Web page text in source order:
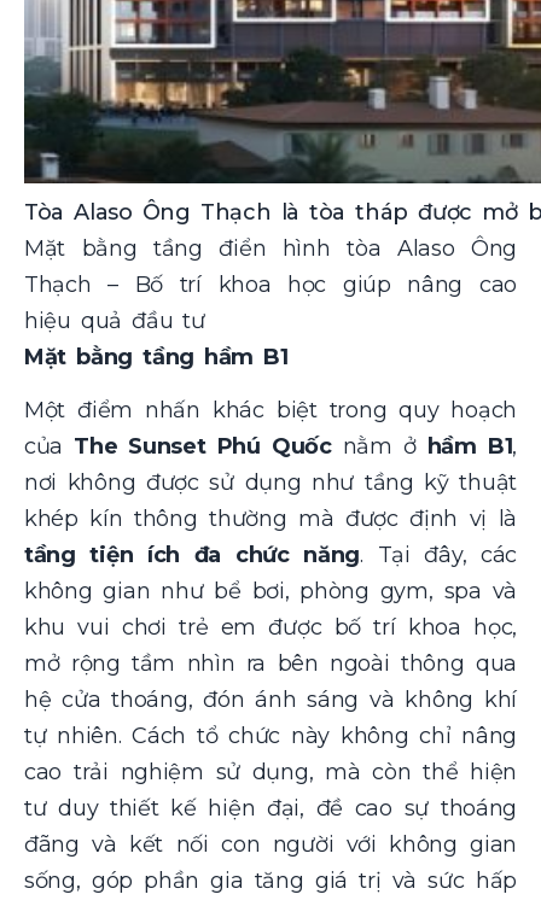
Tòa Alaso Ông Thạch là tòa tháp được
Mặt bằng tầng điển hình tòa Alaso Ông
Thạch – Bố trí khoa học giúp nâng cao
hiệu quả đầu tư
Mặt bằng tầng hầm B1
Một điểm nhấn khác biệt trong quy hoạch
của The Sunset Phú Quốcnằm ở hầm B1,
nơi không được sử dụng như tầng kỹ thuật
khép kín thông thường mà được định vị là
tầng tiện ích đa chức năng. Tại đây, các
không gian như bể bơi, phòng gym, spa và
khu vui chơi trẻ em được bố trí khoa học,
mở rộng tầm nhìn ra bên ngoài thông qua
hệ cửa thoáng, đón ánh sáng và không khí
tự nhiên. Cách tổ chức này không chỉ nâng
cao trải nghiệm sử dụng, mà còn thể hiện
tư duy thiết kế hiện đại, đề cao sự thoáng
đãng và kết nối con người với không gian
sống, góp phần gia tăng giá trị và sức hấp